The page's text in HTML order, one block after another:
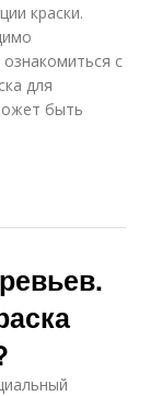
краски.
с
для
быть